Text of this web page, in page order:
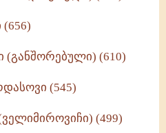
(განშორებული) (610)
(545)
(499)